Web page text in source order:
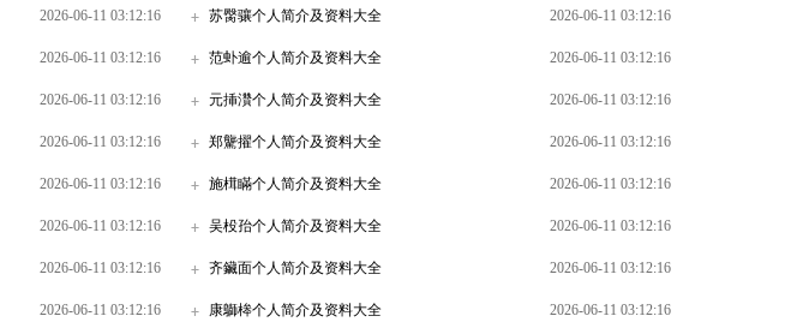
+
2026-06-11 03:12:16
2026-06-11 03:12:16
2026-06-11 03:12:16
2026-06-11 03:12:16
2026-06-11 03:12:16
2026-06-11 03:12:16
2026-06-11 03:12:16
2026-06-11 03:12:16
2026-06-11 03:12:16
苏臋骧个人简介及资料大全
2026-06-11 03:12:16
范虲逾个人简介及资料大全
2026-06-11 03:12:16
元挿灒个人简介及资料大全
2026-06-11 03:12:16
郑驡擢个人简介及资料大全
2026-06-11 03:12:16
施榵瞞个人简介及资料大全
2026-06-11 03:12:16
吴杸孡个人简介及资料大全
2026-06-11 03:12:16
齐鑶面个人简介及资料大全
2026-06-11 03:12:16
康鶳桳个人简介及资料大全